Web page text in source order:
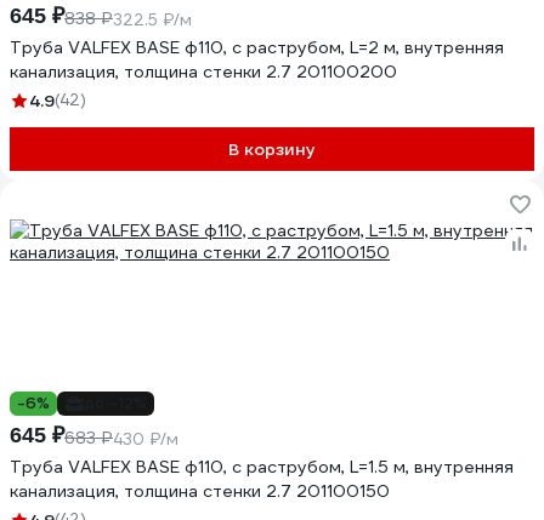
645 ₽838 ₽322.5 ₽/м
Труба VALFEX BASE ф110, с раструбом, L=2 м, внутренняя
канализация, толщина стенки 2.7 201100200
4.9(42)
В корзину
-6%
645 ₽683 ₽430 ₽/м
Труба VALFEX BASE ф110, с раструбом, L=1.5 м, внутренняя
канализация, толщина стенки 2.7 201100150